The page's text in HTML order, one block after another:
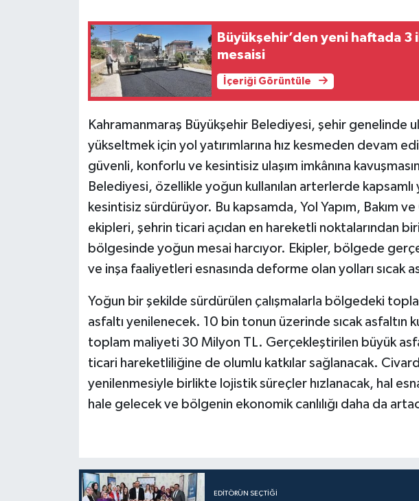
Büyükşehir’den yeni haftada
mesaisi
İçeriği Görüntüle
Kahramanmaraş Büyükşehir Belediyesi, şehir genelinde
yükseltmek için yol yatırımlarına hız kesmeden devam
güvenli, konforlu ve kesintisiz ulaşım imkânına
Belediyesi, özellikle yoğun kullanılan arterlerde kapsamlı
kesintisiz sürdürüyor. Bu kapsamda, Yol Yapım, Bakım ve
ekipleri, şehrin ticari açıdan en hareketli noktalarından
bölgesinde yoğun mesai harcıyor. Ekipler, bölgede
ve inşa faaliyetleri esnasında deforme olan yolları sıcak
Yoğun bir şekilde sürdürülen çalışmalarla bölgedeki
asfaltı yenilenecek. 10 bin tonun üzerinde sıcak asfaltın
toplam maliyeti 30 Milyon TL. Gerçekleştirilen büyük
ticari hareketliliğine de olumlu katkılar sağlanacak.
yenilenmesiyle birlikte lojistik süreçler hızlanacak, hal
hale gelecek ve bölgenin ekonomik canlılığı daha da
EDITÖRÜN SEÇTIĞI